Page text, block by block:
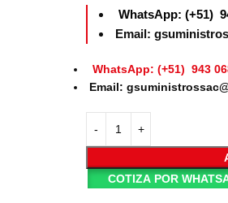
WhatsApp: (+51)
Email:
WhatsApp: (+51) 943
Email:
COTIZA POR